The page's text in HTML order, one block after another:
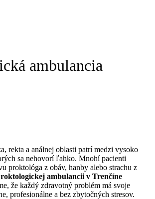
ambulancia
rekta a análnej oblasti patrí medzi vysoko
sa nehovorí ľahko. Mnohí pacienti
proktológa z obáv, hanby alebo strachu z
ambulancii v Trenčíne
že každý zdravotný problém má svoje
profesionálne a bez zbytočných stresov.